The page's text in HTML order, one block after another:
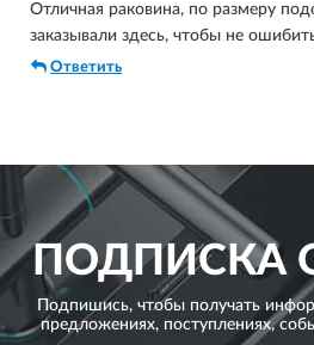
Отличная раковина, по размеру
заказывали здесь, чтобы не
Ответить
ПОДПИСКА
Подпишись, чтобы получать
предложениях, поступлениях,